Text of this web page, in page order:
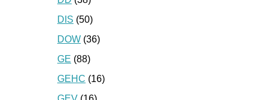
DIS (50)
DOW (36)
GE (88)
GEHC (16)